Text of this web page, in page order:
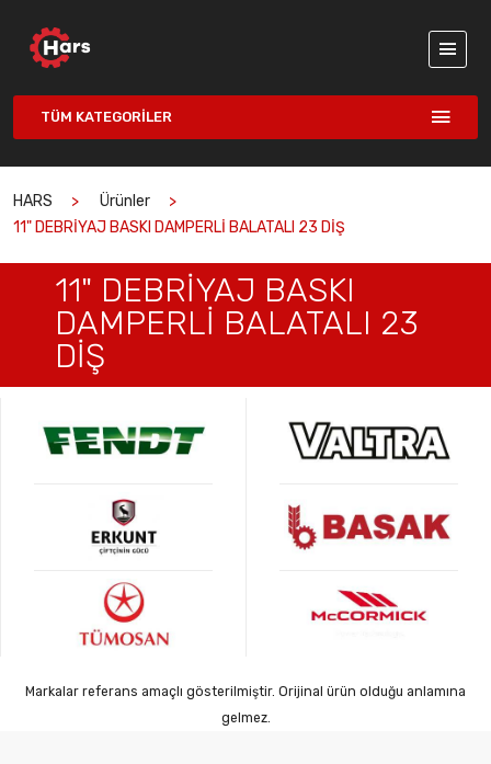
TÜM KATEGORILER
HARS
Ürünler
11" DEBRİYAJ BASKI DAMPERLİ BALATALI 23 DİŞ
11" DEBRİYAJ BASKI
DAMPERLİ BALATALI 23
DİŞ
Markalar referans amaçlı gösterilmiştir. Orijinal ürün olduğu anlamına
gelmez.